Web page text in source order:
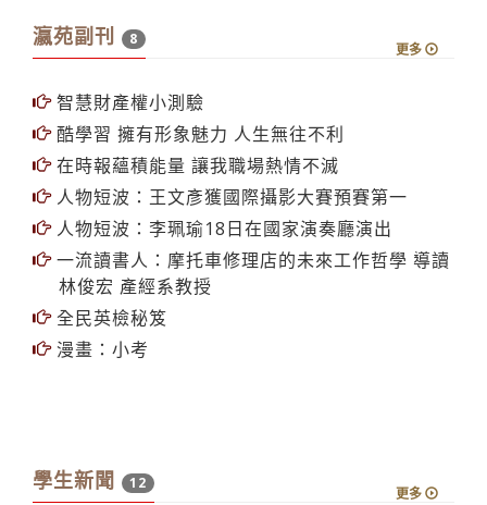
瀛苑副刊 8
更多
智慧財產權小測驗
酷學習 擁有形象魅力 人生無往不利
在時報蘊積能量 讓我職場熱情不滅
人物短波：王文彥獲國際攝影大賽預賽第一
人物短波：李珮瑜18日在國家演奏廳演出
一流讀書人：摩托車修理店的未來工作哲學 導讀
林俊宏 產經系教授
全民英檢秘笈
漫畫：小考
學生新聞 12
更多